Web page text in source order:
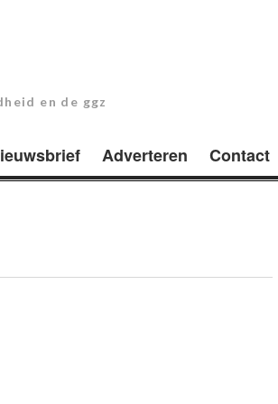
en de ggz
Adverteren Contact